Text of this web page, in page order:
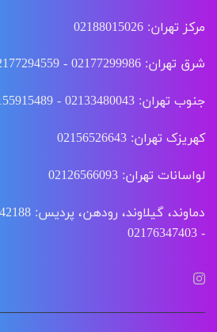
مرکز تهران: 02188015026
شرق تهران: 02177299986 - 02177294559
جنوب تهران: 02133480043 - 02155915489 - 02166350516
کهریزک تهران: 02156526643
لواسانات تهران: 02126566093
- 02176347403